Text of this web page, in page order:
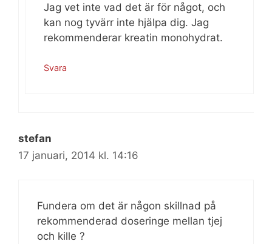
Jag vet inte vad det är för något, och
kan nog tyvärr inte hjälpa dig. Jag
rekommenderar kreatin monohydrat.
Svara
stefan
17 januari, 2014 kl. 14:16
Fundera om det är någon skillnad på
rekommenderad doseringe mellan tjej
och kille ?